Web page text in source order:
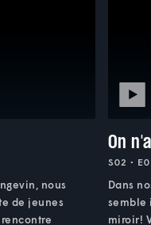
nous
de jeunes
On
S02 •
Dans
semble
miroir!